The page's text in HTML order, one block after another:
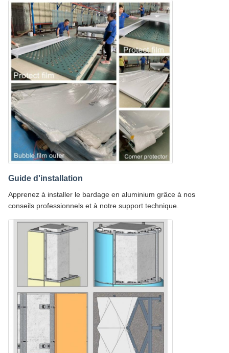
Guide d'installation
Apprenez à installer le bardage en aluminium grâce à nos
conseils professionnels et à notre support technique.